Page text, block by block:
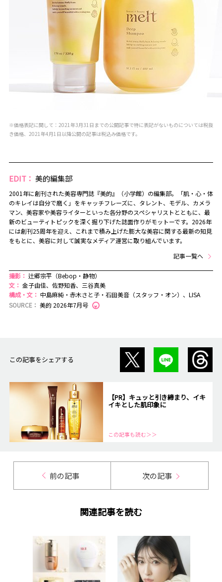
※価格表記に関して：2021年3月31日までの公開記事で特に表記がないものについては税抜
き価格、2021年4月1日以降公開の記事は税込み価格です。
EDIT： 美的編集部
2001年に創刊された美容専門誌『美的』（小学館）の編集部。「肌・心・体
のキレイは自分で磨く」をキャッチフレーズに、タレント、モデル、カメラ
マン、美容家や美容ライターといった各分野のスペシャリストとともに、最
新のビューティトピックを深く掘り下げた誌面作りがモットーです。2026年
には創刊25周年を迎え、これまで積み上げた膨大な美容に関する最新の知見
をもとに、美容に対して誠実なメディア運営に取り組んでいます。
記事一覧へ
撮影： 辻郷宗平（Bebop・静物）
文： 金子由佳、佐野知香、三谷真美
構成・文： 中島麻純・赤木さと子・石田美音（スタッフ・オン）、LISA
SOURCE： 美的 2026年7月号
この記事をシェアする
【PR】キュッと引き締まり、イキ
イキとした肌印象に
この記事も読む＞＞
前の記事 次の記事
関連記事を読む